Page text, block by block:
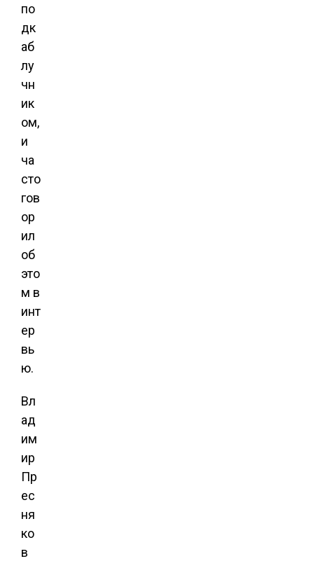
по
дк
аб
лу
чн
ик
ом,
и
ча
сто
гов
ор
ил
об
это
м в
инт
ер
вь
ю.
Вл
ад
им
ир
Пр
ес
ня
ко
в